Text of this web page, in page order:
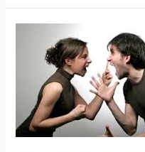
kapcsolatokban